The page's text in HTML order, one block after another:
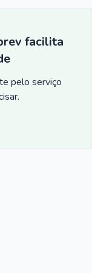
facilita
pelo serviço